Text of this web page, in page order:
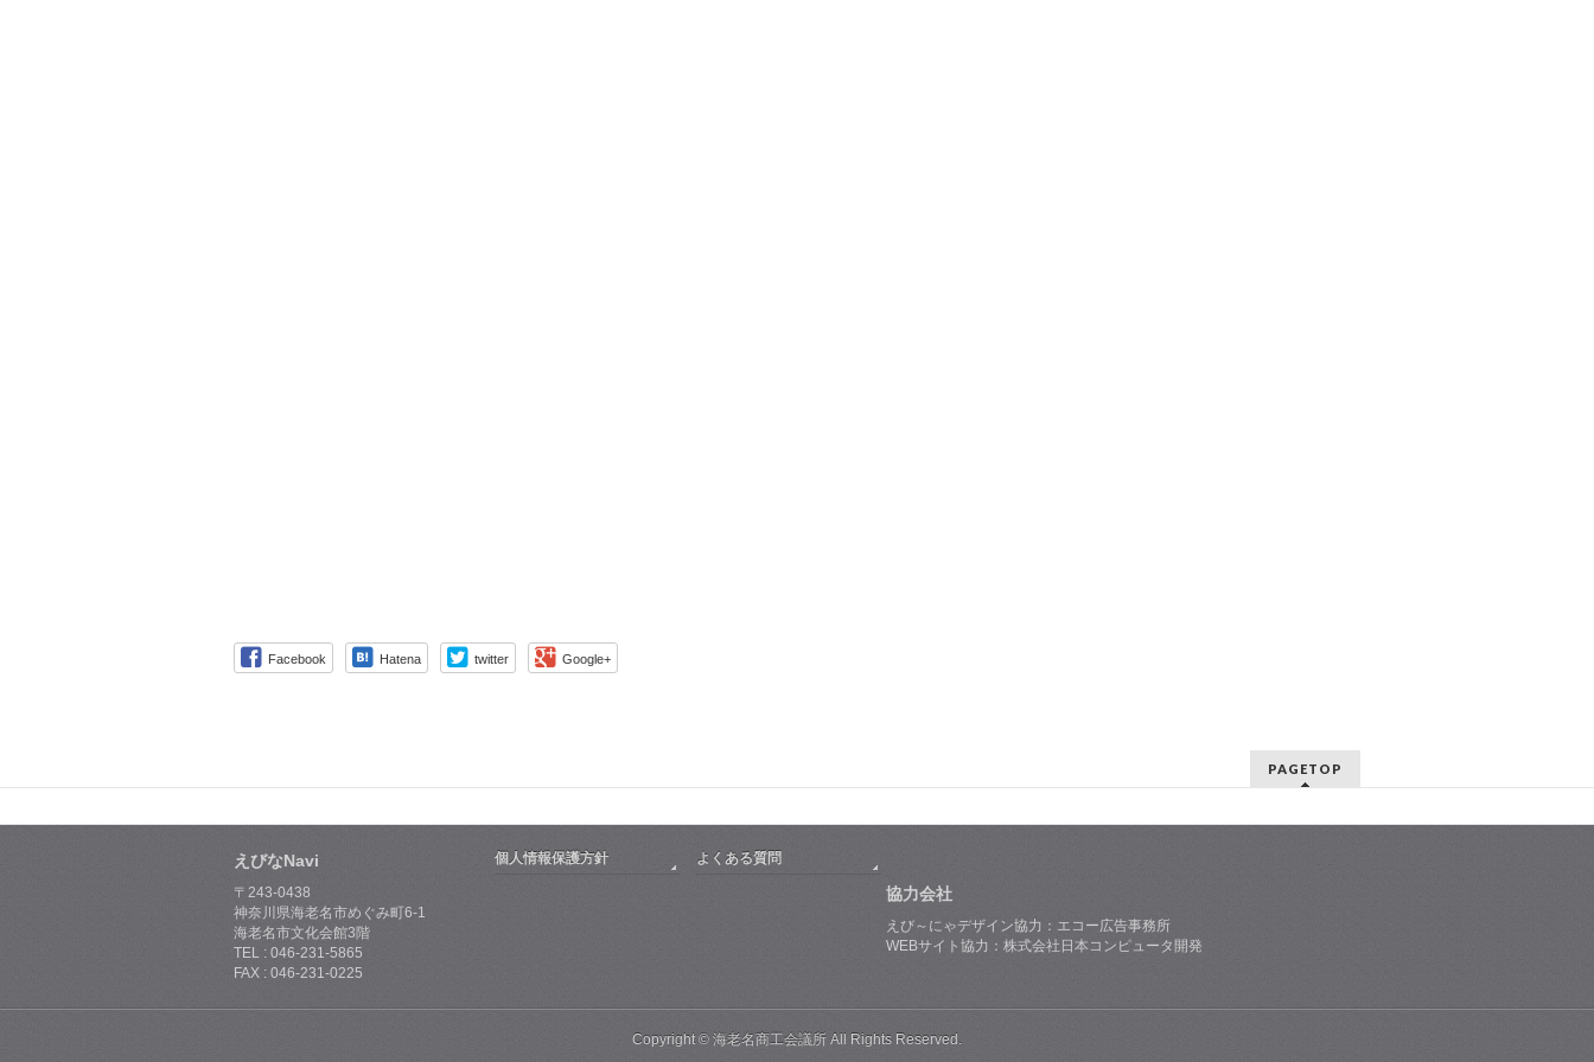
Facebook Hatena twitter Google+
PAGETOP
えびなNavi
〒243-0438
神奈川県海老名市めぐみ町6-1
海老名市文化会館3階
TEL : 046-231-5865
FAX : 046-231-0225
個人情報保護方針 よくある質問
協力会社
えび～にゃデザイン協力：エコー広告事務所
WEBサイト協力：株式会社日本コンピュータ開発
Copyright © 海老名商工会議所 All Rights Reserved.